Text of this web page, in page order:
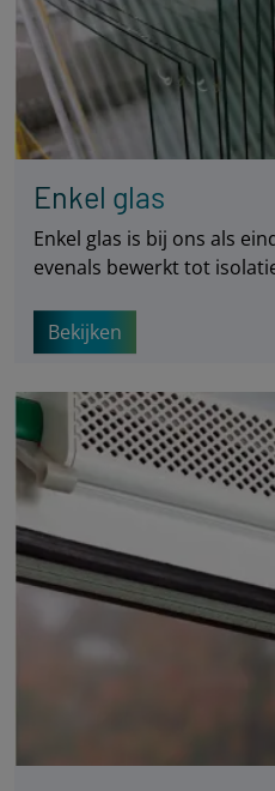
Enkel glas
Enkel glas is bij ons als
evenals bewerkt tot
Bekijken